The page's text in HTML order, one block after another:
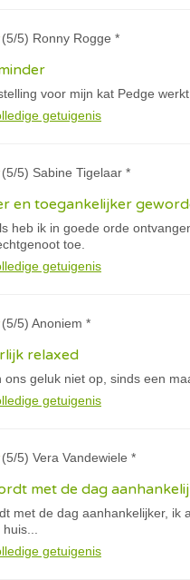
(5/5) Ronny Rogge *
voor mijn kat Pedge
getuigenis
(5/5) Sabine Tigelaar *
en toegankelijker
heb ik in goede orde
toe.
getuigenis
(5/5) Anoniem *
relaxed
ons geluk niet op, sinds een
getuigenis
(5/5) Vera Vandewiele *
met de dag
met de dag aanhankelijker,
getuigenis